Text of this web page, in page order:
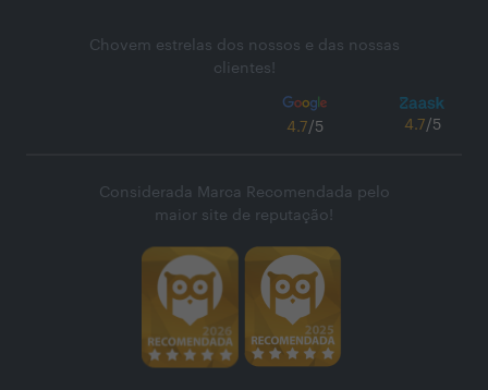
Chovem estrelas dos nossos e das nossas
clientes!
4.7/5 4.7/5
Considerada Marca Recomendada pelo
maior site de reputação!